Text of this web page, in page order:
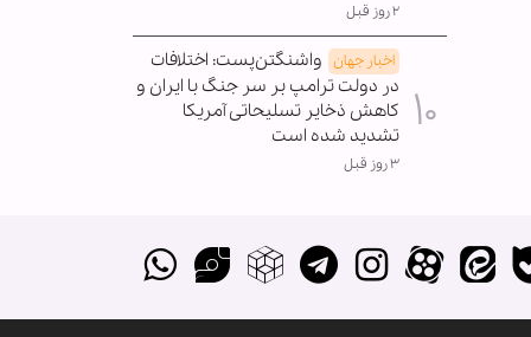
۲ روز قبل
اخبار جهان واشنگتن‌پست: اختلافات
در دولت ترامپ بر سر جنگ با ایران و
کاهش ذخایر تسلیحاتی آمریکا
تشدید شده است
۳ روز قبل